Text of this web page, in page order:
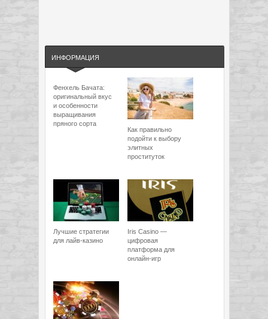
ИНФОРМАЦИЯ
Фенхель Бачата:
оригинальный вкус
и особенности
выращивания
пряного сорта
Как правильно
подойти к выбору
элитных
проституток
Лучшие стратегии
для лайв-казино
Iris Casino —
цифровая
платформа для
онлайн-игр